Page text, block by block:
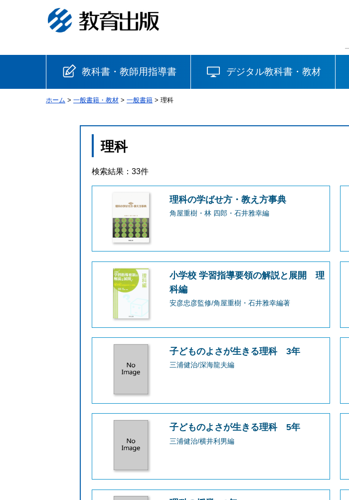
教科書・教師用指導書
小学校
英語 道徳 英語 道徳
デジタル教科書・教材
ホーム > 一般書籍・教材 > 一般書籍 > 理科
理科
検索結果：33件
理科の学ばせ方・教え方事典
角屋重樹・林 四郎・石井雅幸編
小学校 学習指導要領の解説と展開 理
科編
安彦忠彦監修/角屋重樹・石井雅幸編著
子どものよさが生きる理科 3年
三浦健治/深海龍夫編
子どものよさが生きる理科 5年
三浦健治/横井利男編